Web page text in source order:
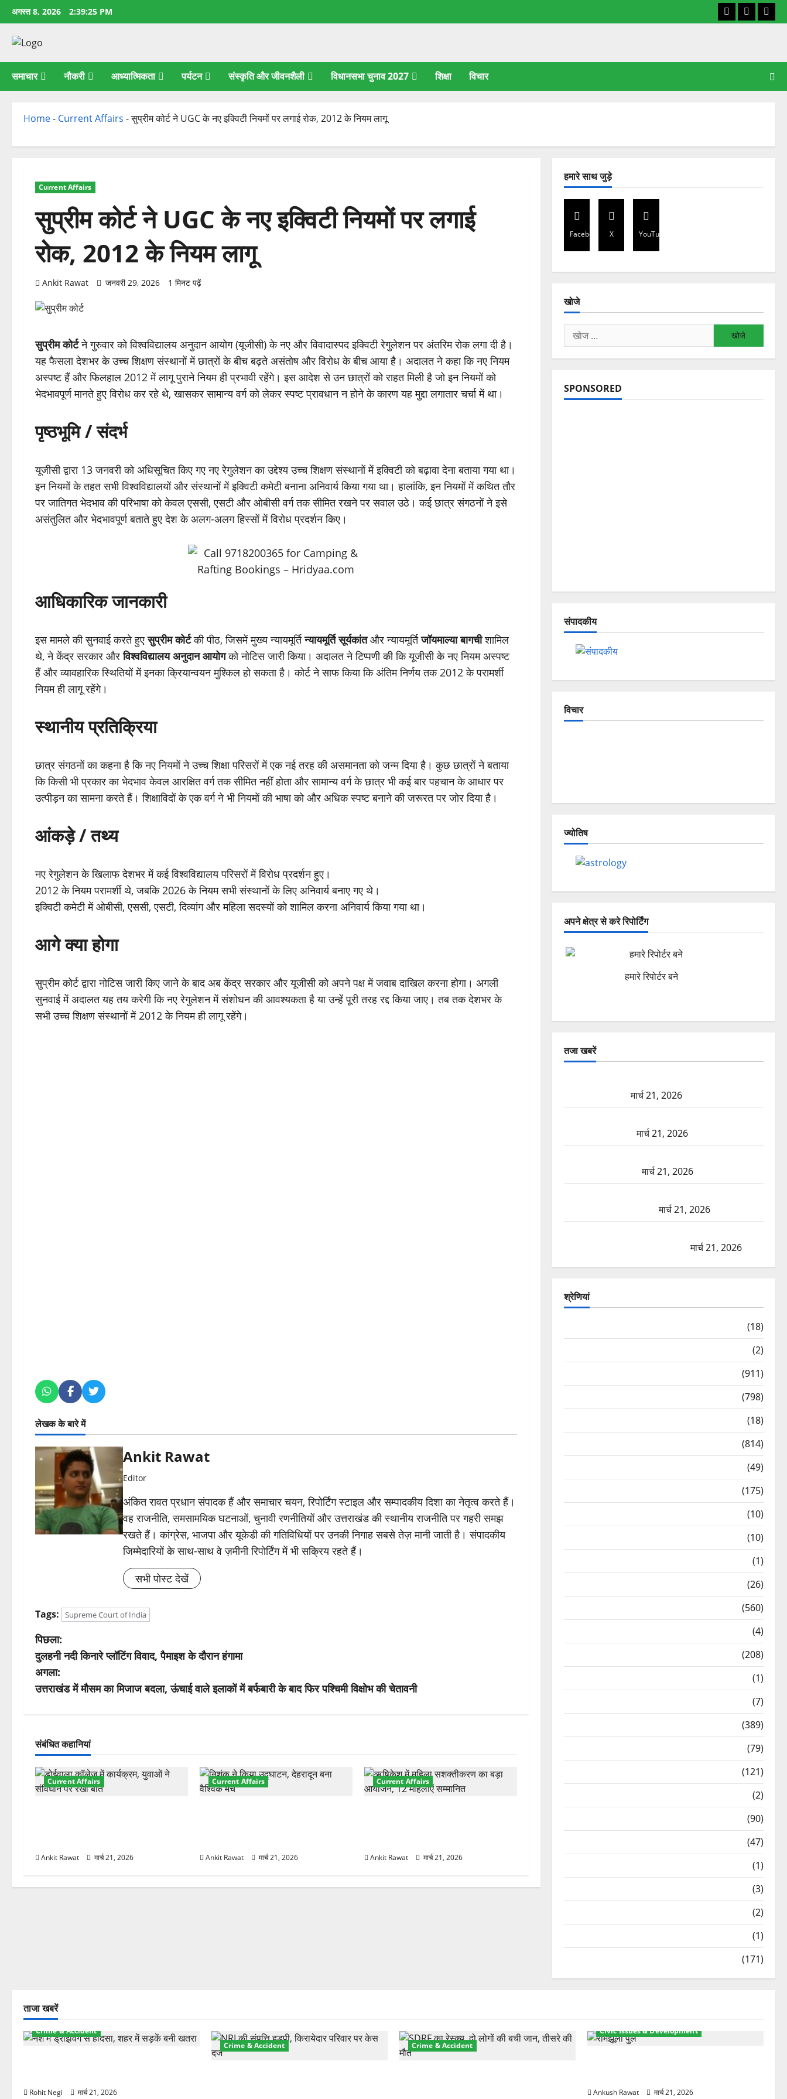
छोड़कर
सामग्री
अगस्त 8, 2026 2:39:25 PM Facebook
X
समाचार नौकरी आध्यात्मिकता पर्यटन संस्कृति और जीवनशैली विधानसभा चुनाव 2027 शिक्षा विचार
Home- Current Affairs -सुप्रीम कोर्ट ने UGC के नए इक्विटी नियमों पर लगाई रोक, 2012 के नियम लागू
Current Affairs
सुप्रीम कोर्ट ने UGC के नए इक्विटी नियमों पर लगाई
रोक, 2012 के नियम लागू
Ankit Rawat जनवरी 29, 2026 1 मिनट पढ़ें
सुप्रीम कोर्टने गुरुवार को विश्वविद्यालय अनुदान आयोग (यूजीसी) के नए और विवादास्पद इक्विटी रेगुलेशन पर अंतरिम रोक लगा दी है।
यह फैसला देशभर के उच्च शिक्षण संस्थानों में छात्रों के बीच बढ़ते असंतोष और विरोध के बीच आया है। अदालत ने कहा कि नए नियम
अस्पष्ट हैं और फिलहाल 2012 में लागू पुराने नियम ही प्रभावी रहेंगे। इस आदेश से उन छात्रों को राहत मिली है जो इन नियमों को
भेदभावपूर्ण मानते हुए विरोध कर रहे थे, खासकर सामान्य वर्ग को लेकर स्पष्ट प्रावधान न होने के कारण यह मुद्दा लगातार चर्चा में था।
पृष्ठभूमि / संदर्भ
यूजीसी द्वारा 13 जनवरी को अधिसूचित किए गए नए रेगुलेशन का उद्देश्य उच्च शिक्षण संस्थानों में इक्विटी को बढ़ावा देना बताया गया था।
इन नियमों के तहत सभी विश्वविद्यालयों और संस्थानों में इक्विटी कमेटी बनाना अनिवार्य किया गया था। हालांकि, इन नियमों में कथित तौर
पर जातिगत भेदभाव की परिभाषा को केवल एससी, एसटी और ओबीसी वर्ग तक सीमित रखने पर सवाल उठे। कई छात्र संगठनों ने इसे
असंतुलित और भेदभावपूर्ण बताते हुए देश के अलग-अलग हिस्सों में विरोध प्रदर्शन किए।
आधिकारिक जानकारी
इस मामले की सुनवाई करते हुएसुप्रीम कोर्टकी पीठ, जिसमें मुख्य न्यायमूर्तिन्यायमूर्ति सूर्यकांतऔर न्यायमूर्तिजॉयमाल्या बागचीशामिल
थे, ने केंद्र सरकार औरविश्वविद्यालय अनुदान आयोगको नोटिस जारी किया। अदालत ने टिप्पणी की कि यूजीसी के नए नियम अस्पष्ट
हैं और व्यावहारिक स्थितियों में इनका क्रियान्वयन मुश्किल हो सकता है। कोर्ट ने साफ किया कि अंतिम निर्णय तक 2012 के परामर्शी
नियम ही लागू रहेंगे।
स्थानीय प्रतिक्रिया
छात्र संगठनों का कहना है कि नए नियमों ने उच्च शिक्षा परिसरों में एक नई तरह की असमानता को जन्म दिया है। कुछ छात्रों ने बताया
कि किसी भी प्रकार का भेदभाव केवल आरक्षित वर्ग तक सीमित नहीं होता और सामान्य वर्ग के छात्र भी कई बार पहचान के आधार पर
उत्पीड़न का सामना करते हैं। शिक्षाविदों के एक वर्ग ने भी नियमों की भाषा को और अधिक स्पष्ट बनाने की जरूरत पर जोर दिया है।
आंकड़े / तथ्य
नए रेगुलेशन के खिलाफ देशभर में कई विश्वविद्यालय परिसरों में विरोध प्रदर्शन हुए।
2012 के नियम परामर्शी थे, जबकि 2026 के नियम सभी संस्थानों के लिए अनिवार्य बनाए गए थे।
इक्विटी कमेटी में ओबीसी, एससी, एसटी, दिव्यांग और महिला सदस्यों को शामिल करना अनिवार्य किया गया था।
आगे क्या होगा
सुप्रीम कोर्ट द्वारा नोटिस जारी किए जाने के बाद अब केंद्र सरकार और यूजीसी को अपने पक्ष में जवाब दाखिल करना होगा। अगली
सुनवाई में अदालत यह तय करेगी कि नए रेगुलेशन में संशोधन की आवश्यकता है या उन्हें पूरी तरह रद्द किया जाए। तब तक देशभर के
सभी उच्च शिक्षण संस्थानों में 2012 के नियम ही लागू रहेंगे।
लेखक के बारे में
Ankit Rawat
Editor
अंकित रावत प्रधान संपादक हैं और समाचार चयन, रिपोर्टिंग स्टाइल और सम्पादकीय दिशा का नेतृत्व करते हैं।
वह राजनीति, समसामयिक घटनाओं, चुनावी रणनीतियों और उत्तराखंड की स्थानीय राजनीति पर गहरी समझ
रखते हैं। कांग्रेस, भाजपा और यूकेडी की गतिविधियों पर उनकी निगाह सबसे तेज़ मानी जाती है। संपादकीय
जिम्मेदारियों के साथ-साथ वे ज़मीनी रिपोर्टिंग में भी सक्रिय रहते हैं।
सभी पोस्ट देखें
Tags: Supreme Court of India
पो
स्ट
ने
गे
श
न
पिछला:
दुलहनी नदी किनारे प्लॉटिंग विवाद, पैमाइश के दौरान हंगामा
अगला:
उत्तराखंड में मौसम का मिजाज बदला, ऊंचाई वाले इलाकों में बर्फबारी के बाद फिर पश्चिमी विक्षोभ की चेतावनी
संबंधित कहानियां
Current Affairs
Ankit Rawat मार्च 21, 2026
Current Affairs
Ankit Rawat मार्च 21, 2026
Current Affairs
Ankit Rawat मार्च 21, 2026
हमारे साथ जुड़े
Facebook X YouTube
खोजे
निम्न
को
खोजें:
SPONSORED
संपादकीय
विचार
ज्योतिष
अपने क्षेत्र से करे रिपोर्टिंग
हमारे रिपोर्टर बने
तजा खबरें
मार्च 21, 2026
मार्च 21, 2026
मार्च 21, 2026
मार्च 21, 2026
मार्च 21, 2026
श्रेणियां
(18)
(2)
(911)
(798)
(18)
(814)
(49)
(175)
(10)
(10)
(1)
(26)
(560)
(4)
(208)
(1)
(7)
(389)
(79)
(121)
(2)
(90)
(47)
(1)
(3)
(2)
(1)
(171)
ताजा खबरें
Crime & Accident
Rohit Negi मार्च 21, 2026
Crime & Accident Crime & Accident
Civic Issues & Development
Ankush Rawat मार्च 21, 2026